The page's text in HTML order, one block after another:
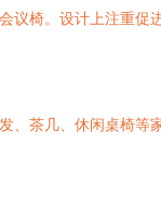
椅。设计上注重
茶几、休闲桌椅